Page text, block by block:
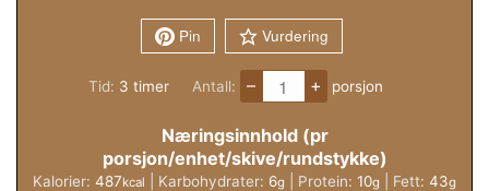
Pin Vurdering
Tid: 3 timer
timer Antall: – + porsjon
Næringsinnhold (pr
porsjon/enhet/skive/rundstykke)
Kalorier: 487kcal Karbohydrater: 6g Protein: 10g Fett: 43g